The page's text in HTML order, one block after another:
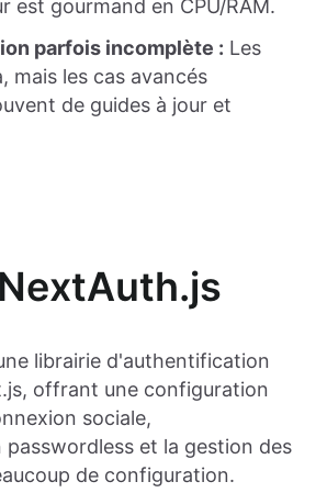
est gourmand en CPU/RAM.
parfois incomplète : Les
mais les cas avancés
de guides à jour et
librairie d'authentification
offrant une configuration
sociale,
et la gestion des
de configuration.